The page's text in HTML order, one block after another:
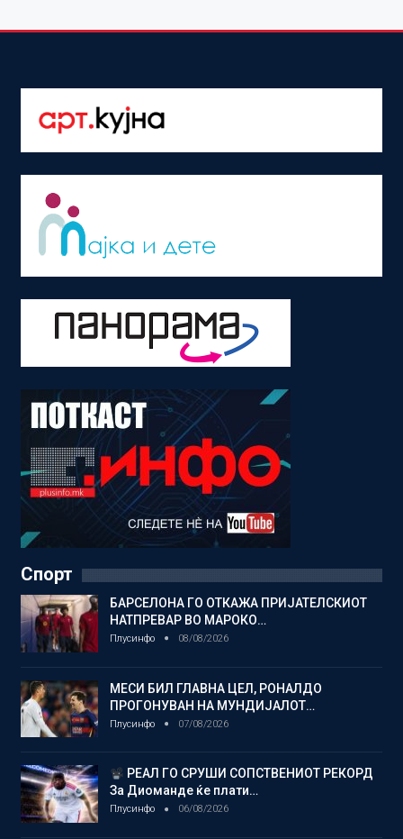
Спорт
БАРСЕЛОНА ГО ОТКАЖА ПРИЈАТЕЛСКИОТ
НАТПРЕВАР ВО МАРОКО…
Плусинфо 08/08/2026
МЕСИ БИЛ ГЛАВНА ЦЕЛ, РОНАЛДО
ПРОГОНУВАН НА МУНДИЈАЛОТ…
Плусинфо 07/08/2026
РЕАЛ ГО СРУШИ СОПСТВЕНИОТ РЕКОРД
За Диоманде ќе плати…
Плусинфо 06/08/2026